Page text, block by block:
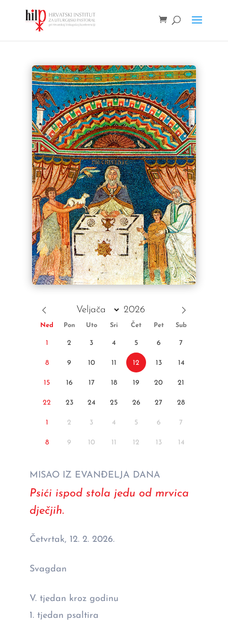
Ned Pon Uto Sri Čet Pet Sub
1 2 3 4 5 6 7
8 9 10 11 12 13 14
15 16 17 18 19 20 21
22 23 24 25 26 27 28
1 2 3 4 5 6 7
8 9 10 11 12 13 14
MISAO IZ EVANĐELJA DANA
Psići ispod stola jedu od mrvica
dječjih.
Četvrtak, 12. 2. 2026.
Svagdan
V. tjedan kroz godinu
1. tjedan psaltira